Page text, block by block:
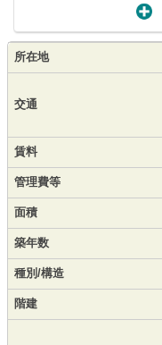
所在地
交通
賃料
管理費等
面積
築年数
種別/構造
階建